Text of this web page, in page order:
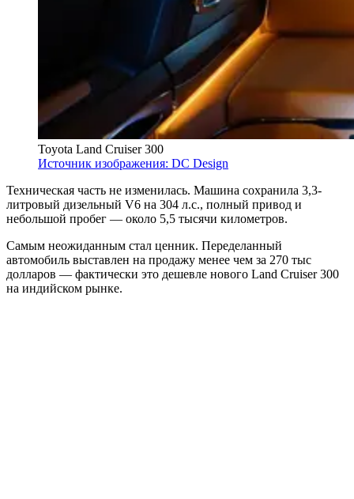
Toyota Land Cruiser 300
Источник изображения: DC Design
Техническая часть не изменилась. Машина сохранила 3,3-
литровый дизельный V6 на 304 л.с., полный привод и
небольшой пробег — около 5,5 тысячи километров.
Самым неожиданным стал ценник. Переделанный
автомобиль выставлен на продажу менее чем за 270 тыс
долларов — фактически это дешевле нового Land Cruiser 300
на индийском рынке.